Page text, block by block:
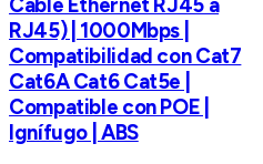
RJ45) | 1000Mbps |
Compatibilidad con Cat7
Cat6A Cat6 Cat5e |
Compatible con POE |
Ignífugo | ABS